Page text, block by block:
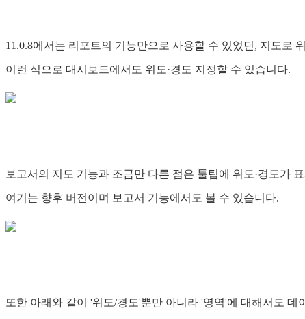
11.0.8에서는 리포트의 기능만으로 사용할 수 있었던, 지도로
이런 식으로 대시보드에서도 위도·경도 지정할 수 있습니다.
보고서의 지도 기능과 조금만 다른 점은 툴팁에 위도·경도가
여기는 향후 버전이며 보고서 기능에서도 볼 수 있습니다.
또한 아래와 같이 '위도/경도'뿐만 아니라 '영역'에 대해서도